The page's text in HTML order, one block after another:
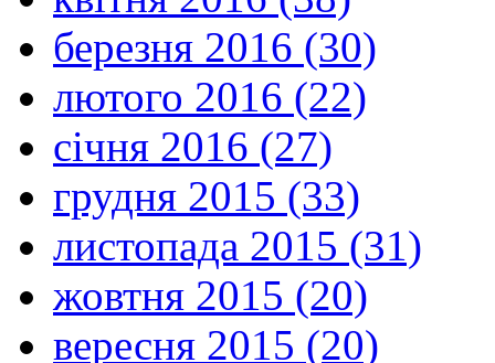
березня 2016 (30)
лютого 2016 (22)
січня 2016 (27)
грудня 2015 (33)
листопада 2015 (31)
жовтня 2015 (20)
вересня 2015 (20)